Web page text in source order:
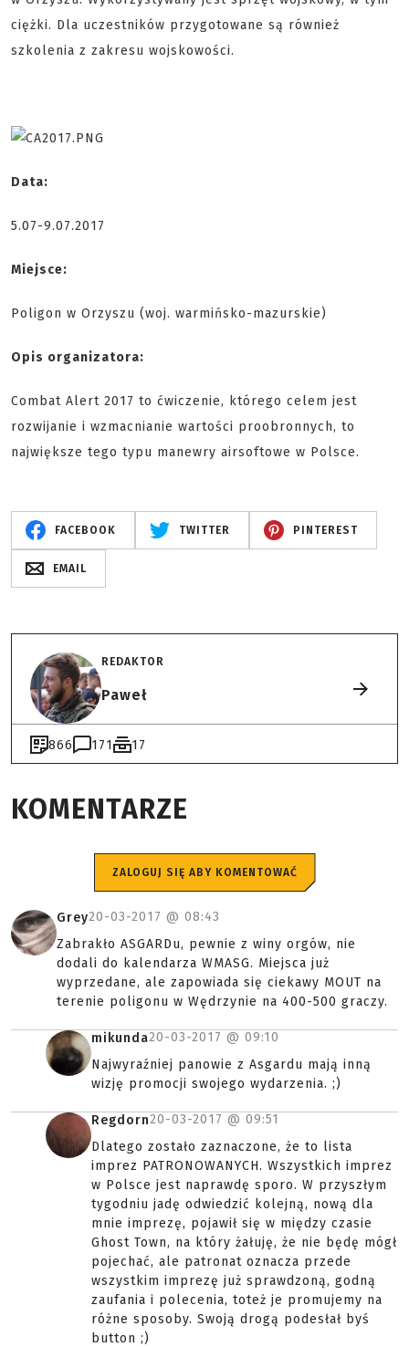
ciężki. Dla uczestników przygotowane są również
szkolenia z zakresu wojskowości.
Data:
5.07-9.07.2017
Miejsce:
Poligon w Orzyszu (woj. warmińsko-mazurskie)
Opis organizatora:
Combat Alert 2017 to ćwiczenie, którego celem jest
rozwijanie i wzmacnianie wartości proobronnych, to
największe tego typu manewry airsoftowe w Polsce.
FACEBOOK TWITTER PINTEREST
EMAIL
REDAKTOR
Paweł
866 171 17
KOMENTARZE
ZALOGUJ SIĘ ABY KOMENTOWAĆ
Grey20-03-2017 @ 08:43
Zabrakło ASGARDu, pewnie z winy orgów, nie
dodali do kalendarza WMASG. Miejsca już
wyprzedane, ale zapowiada się ciekawy MOUT na
terenie poligonu w Wędrzynie na 400-500 graczy.
mikunda20-03-2017 @ 09:10
Najwyraźniej panowie z Asgardu mają inną
wizję promocji swojego wydarzenia. ;)
Regdorn20-03-2017 @ 09:51
Dlatego zostało zaznaczone, że to lista
imprez PATRONOWANYCH. Wszystkich imprez
w Polsce jest naprawdę sporo. W przyszłym
tygodniu jadę odwiedzić kolejną, nową dla
mnie imprezę, pojawił się w między czasie
Ghost Town, na który żałuję, że nie będę mógł
pojechać, ale patronat oznacza przede
wszystkim imprezę już sprawdzoną, godną
zaufania i polecenia, toteż je promujemy na
różne sposoby. Swoją drogą podesłał byś
button ;)